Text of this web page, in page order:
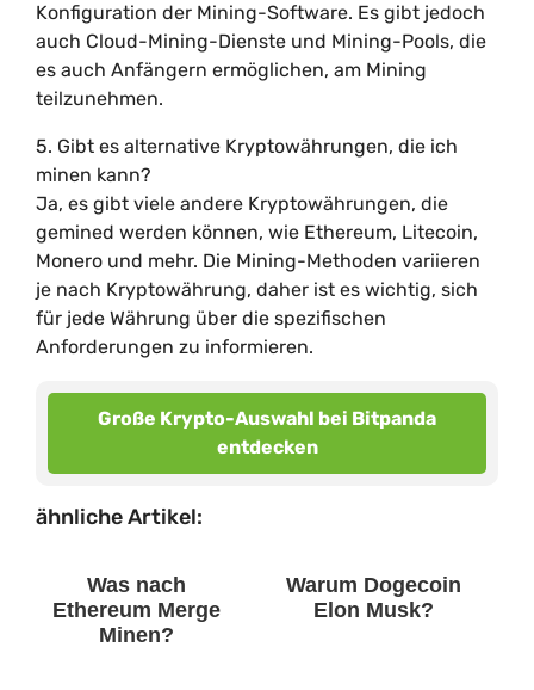
Konfiguration der Mining-Software. Es gibt jedoch
auch Cloud-Mining-Dienste und Mining-Pools, die
es auch Anfängern ermöglichen, am Mining
teilzunehmen.
5. Gibt es alternative Kryptowährungen, die ich
minen kann?
Ja, es gibt viele andere Kryptowährungen, die
gemined werden können, wie Ethereum, Litecoin,
Monero und mehr. Die Mining-Methoden variieren
je nach Kryptowährung, daher ist es wichtig, sich
für jede Währung über die spezifischen
Anforderungen zu informieren.
Große Krypto-Auswahl bei Bitpanda
entdecken
ähnliche Artikel:
Was nach
Ethereum Merge
Minen?
Warum Dogecoin
Elon Musk?